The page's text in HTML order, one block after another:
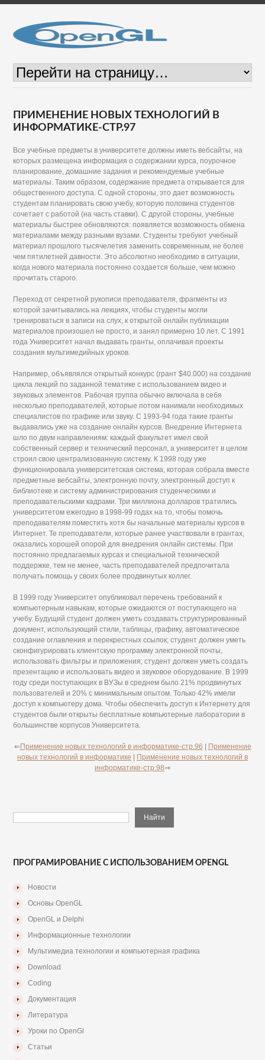
ПРИМЕНЕНИЕ НОВЫХ ТЕХНОЛОГИЙ В
ИНФОРМАТИКЕ-СТР.97
Все учебные предметы в университете должны иметь вебсайты, на
которых размещена информация о содержании курса, поурочное
планирование, домашние задания и рекомендуемые учебные
материалы. Таким образом, содержание предмета открывается для
общественного доступа. С одной стороны, это дает возможность
студентам планировать свою учебу, которую половина студентов
сочетает с работой (на часть ставки). С другой стороны, учебные
материалы быстрее обновляются: появляется возможность обмена
материалами между разными вузами. Студенты требуют учебный
материал прошлого тысячелетия заменить современным, не более
чем пятилетней давности. Это абсолютно необходимо в ситуации,
когда нового материала постоянно создается больше, чем можно
прочитать старого.
Переход от секретной рукописи преподавателя, фрагменты из
которой зачитывались на лекциях, чтобы студенты могли
тренироваться в записи на слух, к открытой онлайн публикации
материалов произошел не просто, и занял примерно 10 лет. С 1991
года Университет начал выдавать гранты, оплачивая проекты
создания мультимедийных уроков.
Например, объявлялся открытый конкурс (грант $40.000) на создание
цикла лекций по заданной тематике с использованием видео и
звуковых элементов. Рабочая группа обычно включала в себя
несколько преподавателей, которые потом нанимали необходимых
специалистов по графике или звуку. С 1993-94 года такие гранты
выдавались уже на создание онлайн курсов. Внедрение Интернета
шло по двум направлениям: каждый факультет имел свой
собственный сервер и технический персонал, а университет в целом
строил свою централизованную систему. К 1998 году уже
функционировала университетская система, которая собрала вместе
предметные вебсайты, электронную почту, электронный доступ к
библиотеке и систему администрирования студенческими и
преподавательскими кадрами. Три миллиона долларов тратились
университетом ежегодно в 1998-99 годах на то, чтобы помочь
преподавателям поместить хотя бы начальные материалы курсов в
Интернет. Те преподаватели, которые ранее участвовали в грантах,
оказались хорошей опорой для внедрения онлайн системы. При
постоянно предлагаемых курсах и специальной технической
поддержке, тем не менее, часть преподавателей предпочитала
получать помощь у своих более продвинутых коллег.
В 1999 году Университет опубликовал перечень требований к
компьютерным навыкам, которые ожидаются от поступающего на
учебу. Будущий студент должен уметь создавать структурированный
документ, использующий стили, таблицы, графику, автоматическое
создание оглавления и перекрестных ссылок; студент должен уметь
сконфигурировать клиентскую программу электронной почты,
использовать фильтры и приложения; студент должен уметь создать
презентацию и использовать видео и звуковое оборудование. В 1999
году среди поступающих в ВУЗы в среднем было 21% продвинутых
пользователей и 20% с минимальным опытом. Только 42% имели
доступ к компьютеру дома. Чтобы обеспечить доступ к Интернету для
студентов были открыты бесплатные компьютерные лаборатории в
большинстве корпусов Университета.
⇐Применение новых технологий в информатике-стр.96
Применение
новых технологий в информатике
Применение новых технологий в
информатике-стр.98⇒
ПРОГРАМИРОВАНИЕ С ИСПОЛЬЗОВАНИЕМ OPENGL
Новости
Основы OpenGL
OpenGL и Delphi
Информационные технологии
Мультимедиа технологии и компьютерная графика
Download
Coding
Документация
Литература
Уроки по OpenGl
Статьи